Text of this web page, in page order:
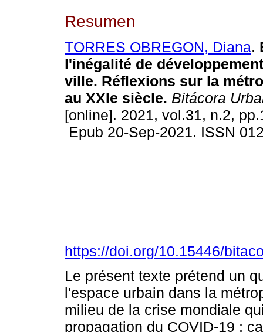
Resumen
TORRES OBREGON, Diana.
l'inégalité de
ville. Réflexions sur la
au XXIe siècle. Bitácora
[online]. 2021, vol.31, n.2,
Epub 20-Sep-2021. ISSN
https://doi.org/10.15446/
Le présent texte prétend un
l'espace urbain dans la
milieu de la crise mondiale
propagation du COVID-19 ;